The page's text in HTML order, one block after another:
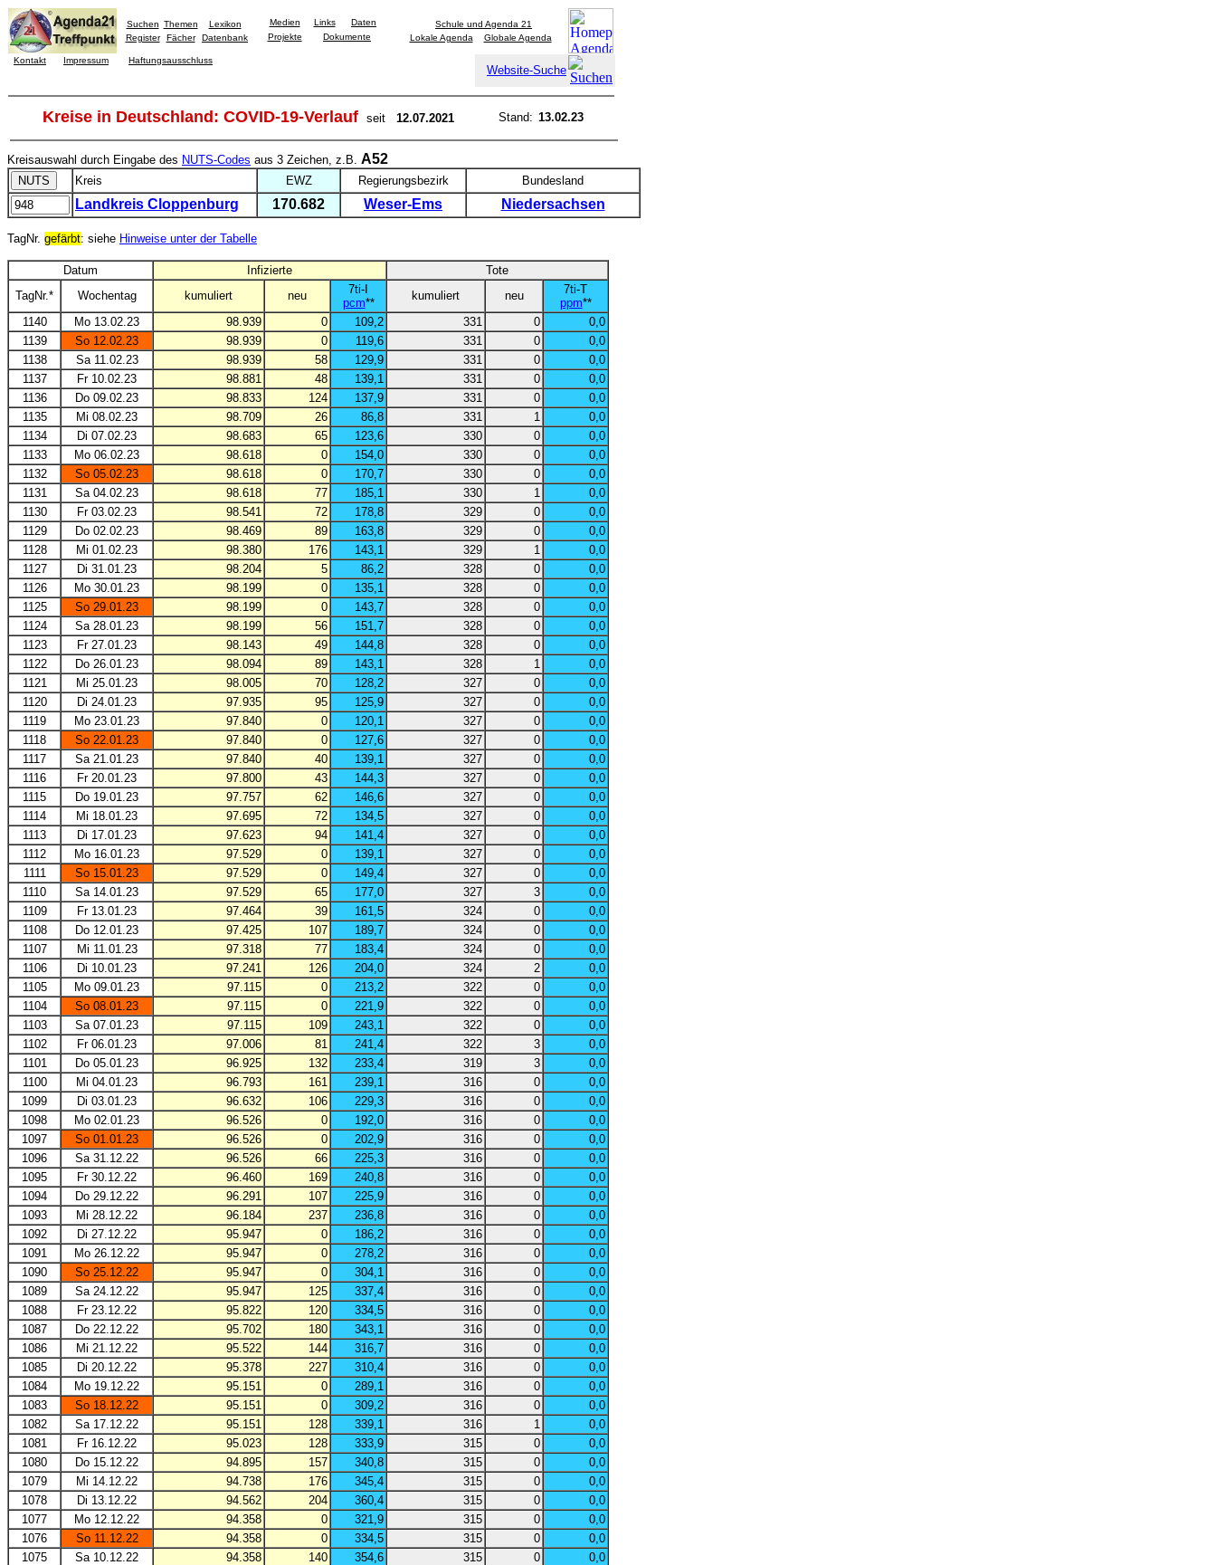
Suchen Themen
Lexikon
Register
Fächer Datenbank
Medien Links
Daten
Projekte
Dokumente
Schule und Agenda 21
Lokale Agenda
Globale Agenda
Kontakt Impressum Haftungsausschluss
Website-Suche
Kreise in Deutschland: COVID-19-Verlauf seit 12.07.2021 Stand: 13.02.23
Kreisauswahl durch Eingabe des NUTS-Codes aus 3 Zeichen, z.B. A52
Kreis EWZ Regierungsbezirk Bundesland
Landkreis Cloppenburg 170.682 Weser-Ems Niedersachsen
TagNr. gefärbt: siehe Hinweise unter der Tabelle
Datum Infizierte
Tote
TagNr.*
Wochentag kumuliert neu
7ti-I
pcm**
kumuliert neu
7ti-T
ppm**
1140
Mo 13.02.23 98.939 0 109,2 331 0
0,0
1139
So 12.02.23 98.939 0 119,6 331 0
0,0
1138
Sa 11.02.23 98.939 58 129,9 331 0
0,0
1137
Fr 10.02.23 98.881 48 139,1 331 0
0,0
1136
Do 09.02.23 98.833 124 137,9 331 0
0,0
1135
Mi 08.02.23 98.709 26 86,8 331 1
0,0
1134
Di 07.02.23 98.683 65 123,6 330 0
0,0
1133
Mo 06.02.23 98.618 0 154,0 330 0
0,0
1132
So 05.02.23 98.618 0 170,7 330 0
0,0
1131
Sa 04.02.23 98.618 77 185,1 330 1
0,0
1130
Fr 03.02.23 98.541 72 178,8 329 0
0,0
1129
Do 02.02.23 98.469 89 163,8 329 0
0,0
1128
Mi 01.02.23 98.380 176 143,1 329 1
0,0
1127
Di 31.01.23 98.204 5 86,2 328 0
0,0
1126
Mo 30.01.23 98.199 0 135,1 328 0
0,0
1125
So 29.01.23 98.199 0 143,7 328 0
0,0
1124
Sa 28.01.23 98.199 56 151,7 328 0
0,0
1123
Fr 27.01.23 98.143 49 144,8 328 0
0,0
1122
Do 26.01.23 98.094 89 143,1 328 1
0,0
1121
Mi 25.01.23 98.005 70 128,2 327 0
0,0
1120
Di 24.01.23 97.935 95 125,9 327 0
0,0
1119
Mo 23.01.23 97.840 0 120,1 327 0
0,0
1118
So 22.01.23 97.840 0 127,6 327 0
0,0
1117
Sa 21.01.23 97.840 40 139,1 327 0
0,0
1116
Fr 20.01.23 97.800 43 144,3 327 0
0,0
1115
Do 19.01.23 97.757 62 146,6 327 0
0,0
1114
Mi 18.01.23 97.695 72 134,5 327 0
0,0
1113
Di 17.01.23 97.623 94 141,4 327 0
0,0
1112
Mo 16.01.23 97.529 0 139,1 327 0
0,0
1111
So 15.01.23 97.529 0 149,4 327 0
0,0
1110
Sa 14.01.23 97.529 65 177,0 327 3
0,0
1109
Fr 13.01.23 97.464 39 161,5 324 0
0,0
1108
Do 12.01.23 97.425 107 189,7 324 0
0,0
1107
Mi 11.01.23 97.318 77 183,4 324 0
0,0
1106
Di 10.01.23 97.241 126 204,0 324 2
0,0
1105
Mo 09.01.23 97.115 0 213,2 322 0
0,0
1104
So 08.01.23 97.115 0 221,9 322 0
0,0
1103
Sa 07.01.23 97.115 109 243,1 322 0
0,0
1102
Fr 06.01.23 97.006 81 241,4 322 3
0,0
1101
Do 05.01.23 96.925 132 233,4 319 3
0,0
1100
Mi 04.01.23 96.793 161 239,1 316 0
0,0
1099
Di 03.01.23 96.632 106 229,3 316 0
0,0
1098
Mo 02.01.23 96.526 0 192,0 316 0
0,0
1097
So 01.01.23 96.526 0 202,9 316 0
0,0
1096
Sa 31.12.22 96.526 66 225,3 316 0
0,0
1095
Fr 30.12.22 96.460 169 240,8 316 0
0,0
1094
Do 29.12.22 96.291 107 225,9 316 0
0,0
1093
Mi 28.12.22 96.184 237 236,8 316 0
0,0
1092
Di 27.12.22 95.947 0 186,2 316 0
0,0
1091
Mo 26.12.22 95.947 0 278,2 316 0
0,0
1090
So 25.12.22 95.947 0 304,1 316 0
0,0
1089
Sa 24.12.22 95.947 125 337,4 316 0
0,0
1088
Fr 23.12.22 95.822 120 334,5 316 0
0,0
1087
Do 22.12.22 95.702 180 343,1 316 0
0,0
1086
Mi 21.12.22 95.522 144 316,7 316 0
0,0
1085
Di 20.12.22 95.378 227 310,4 316 0
0,0
1084
Mo 19.12.22 95.151 0 289,1 316 0
0,0
1083
So 18.12.22 95.151 0 309,2 316 0
0,0
1082
Sa 17.12.22 95.151 128 339,1 316 1
0,0
1081
Fr 16.12.22 95.023 128 333,9 315 0
0,0
1080
Do 15.12.22 94.895 157 340,8 315 0
0,0
1079
Mi 14.12.22 94.738 176 345,4 315 0
0,0
1078
Di 13.12.22 94.562 204 360,4 315 0
0,0
1077
Mo 12.12.22 94.358 0 321,9 315 0
0,0
1076
So 11.12.22 94.358 0 334,5 315 0
0,0
1075
Sa 10.12.22 94.358 140 354,6 315 0
0,0